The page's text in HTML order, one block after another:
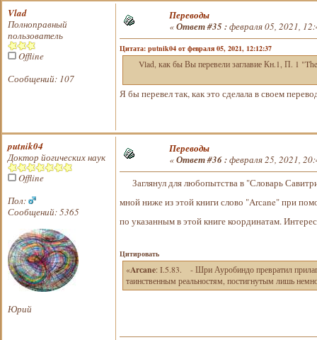
Vlad
Полноправный
пользователь
Offline
Сообщений: 107
Переводы
«Ответ #35 :февраля 05, 2021,
Цитата: putnik04 от февраля 05, 2021, 12:12:37
Vlad, как бы Вы перевели заглавие Кн.1, П. 1
Я бы перевел так, как это сделала в своем
putnik04
Доктор йогических наук
Offline
Пол:
Сообщений: 5365
Юрий
Переводы
«Ответ #36 :февраля 25, 2021,
Заглянул для любопытства в "Словарь
мной ниже из этой книги слово "Arсane" при
по указанным в этой книге координатам.
Цитировать
«Arсane: I.5.83. - Шри Ауробиндо превратил
таинственным реальностям, постигнутым лишь